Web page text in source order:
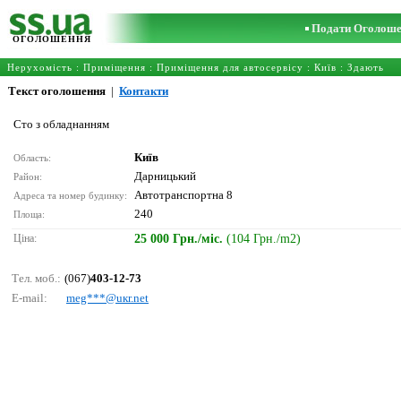
ОГОЛОШЕННЯ
Подати
Нерухомість : Приміщення : Приміщення для автосервісу : Київ : Здають
Текст оголошення | Контакти
Сто з обладнанням
Область: Київ
Район: Дарницький
Адреса та номер будинку: Автотранспортна 8
Площа: 240
Ціна: 25 000 Грн./міс. (104 Грн./m2)
Тел. моб.: (067)403-12-73
E-mail:
mеg***@uкr.nеt